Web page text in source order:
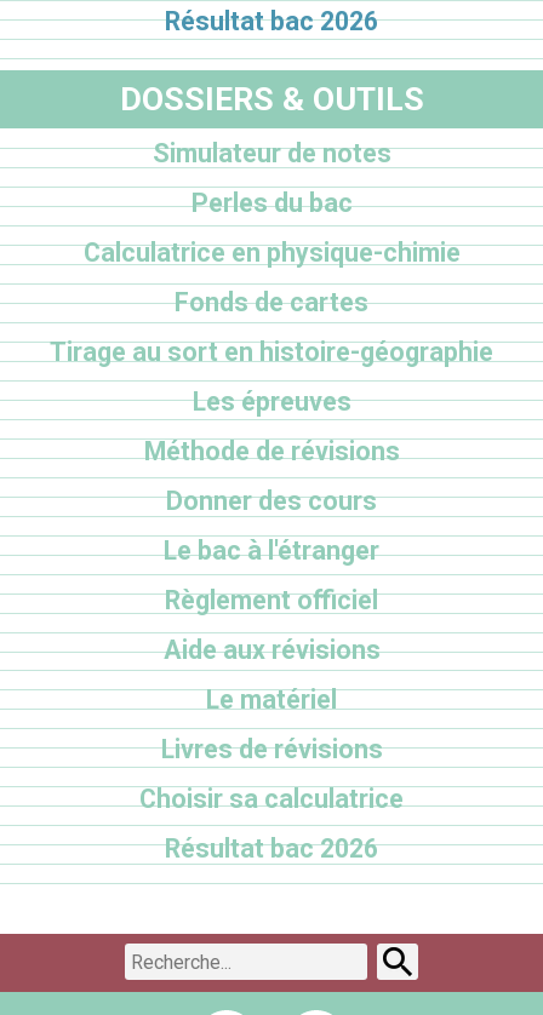
Résultat bac 2026
DOSSIERS & OUTILS
Simulateur de notes
Perles du bac
Calculatrice en physique-chimie
Fonds de cartes
Tirage au sort en histoire-géographie
Les épreuves
Méthode de révisions
Donner des cours
Le bac à l'étranger
Règlement officiel
Aide aux révisions
Le matériel
Livres de révisions
Choisir sa calculatrice
Résultat bac 2026